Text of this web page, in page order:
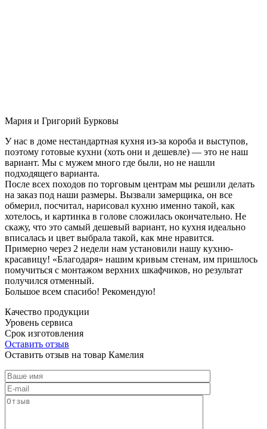
Мария и Григорий Бурковы
У нас в доме нестандартная кухня из-за короба и выступов,
поэтому готовые кухни (хоть они и дешевле) — это не наш
вариант. Мы с мужем много где были, но не нашли
подходящего варианта.
После всех походов по торговым центрам мы решили делать
на заказ под наши размеры. Вызвали замерщика, он все
обмерил, посчитал, нарисовал кухню именно такой, как
хотелось, и картинка в голове сложилась окончательно. Не
скажу, что это самый дешевый вариант, но кухня идеально
вписалась и цвет выбрала такой, как мне нравится.
Примерно через 2 недели нам установили нашу кухню-
красавицу! «Благодаря» нашим кривым стенам, им пришлось
помучиться с монтажом верхних шкафчиков, но результат
получился отменный.
Большое всем спасибо! Рекомендую!
Качество продукции
Уровень сервиса
Срок изготовления
Оставить отзыв
Оставить отзыв на товар Камелия